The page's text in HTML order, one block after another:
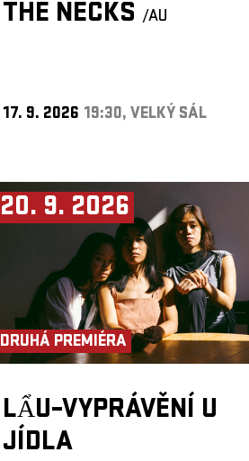
THE NECKS /AU
17. 9. 2026 19:30, VELKÝ SÁL
20. 9. 2026
DRUHÁ PREMIÉRA
LẨU–VYPRÁVĚNÍ U
JÍDLA